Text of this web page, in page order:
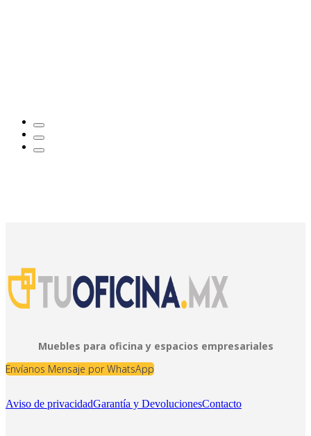
Muebles para oficina y espacios empresariales
Envíanos Mensaje por WhatsApp
Aviso de privacidadGarantía y DevolucionesContacto